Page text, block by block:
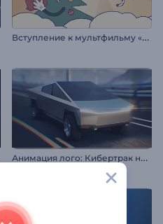
В
ступление к мультфильму «Рождественский подарок»
А
нимация лого: Кибертрак на скорости